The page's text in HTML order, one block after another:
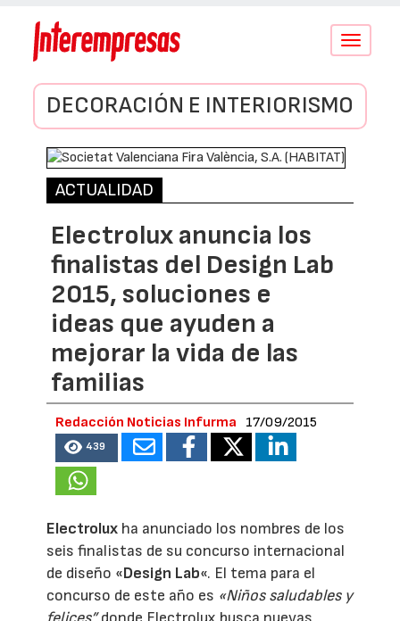
Conmutar
DECORACIÓN E INTERIORISMO
ACTUALIDAD
Electrolux anuncia los
finalistas del Design Lab
2015, soluciones e
ideas que ayuden a
mejorar la vida de las
familias
Redacción Noticias Infurma 17/09/2015
439
Electrolux ha anunciado los nombres de los
seis finalistas de su concurso internacional
de diseño «Design Lab«. El tema para el
concurso de este año es «Niños saludables y